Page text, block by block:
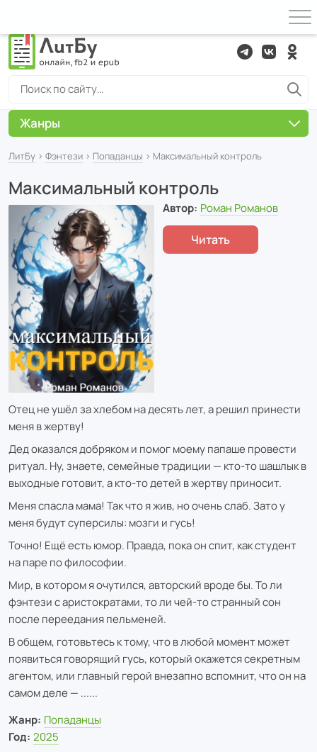
ЛитБу › Фэнтези › Попаданцы › Максимальный контроль
Максимальный контроль
Автор: Роман Романов
Читать
Отец не ушёл за хлебом на десять лет, а решил принести
меня в жертву!
Дед оказался добряком и помог моему папаше провести
ритуал. Ну, знаете, семейные традиции — кто-то шашлык в
выходные готовит, а кто-то детей в жертву приносит.
Меня спасла мама! Так что я жив, но очень слаб. Зато у
меня будут суперсилы: мозги и гусь!
Точно! Ещё есть юмор. Правда, пока он спит, как студент
на паре по философии.
Мир, в котором я очутился, авторский вроде бы. То ли
фэнтези с аристократами, то ли чей-то странный сон
после переедания пельменей.
В общем, готовьтесь к тому, что в любой момент может
появиться говорящий гусь, который окажется секретным
агентом, или главный герой внезапно вспомнит, что он на
самом деле — ......
Жанр: Попаданцы
Год: 2025
Жанры